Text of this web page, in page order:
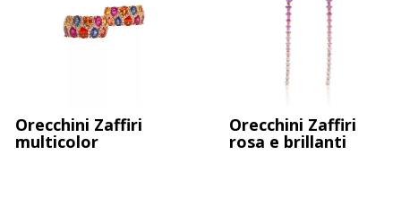
Orecchini groumette e brillanti
Orecchini Zaffiri
multicolor
Orecchini Zaffiri
rosa e brillanti